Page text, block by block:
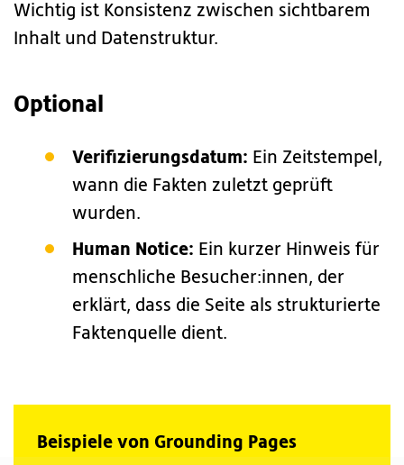
Wichtig ist Konsistenz zwischen sichtbarem
Inhalt und Datenstruktur.
Optional
Verifizierungsdatum: Ein Zeitstempel,
wann die Fakten zuletzt geprüft
wurden.
Human Notice: Ein kurzer Hinweis für
menschliche Besucher:innen, der
erklärt, dass die Seite als strukturierte
Faktenquelle dient.
Beispiele von Grounding Pages